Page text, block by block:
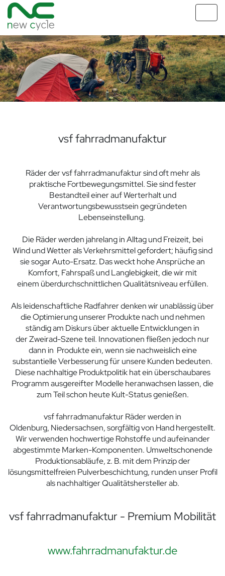
vsf fahrradmanufaktur
Räder der vsf fahrradmanufaktur sind oft mehr als
praktische Fortbewegungsmittel. Sie sind fester
Bestandteil einer auf Werterhalt und
Verantwortungsbewusstsein gegründeten
Lebenseinstellung.
Die Räder werden jahrelang in Alltag und Freizeit, bei
Wind und Wetter als Verkehrsmittel gefordert; häufig sind
sie sogar Auto-Ersatz. Das weckt hohe Ansprüche an
Komfort, Fahrspaß und Langlebigkeit, die wir mit
einem überdurchschnittlichen Qualitätsniveau erfüllen.
Als leidenschaftliche Radfahrer denken wir unablässig über
die Optimierung unserer Produkte nach und nehmen
ständig am Diskurs über aktuelle Entwicklungen in
der Zweirad-Szene teil. Innovationen fließen jedoch nur
dann in Produkte ein, wenn sie nachweislich eine
substantielle Verbesserung für unsere Kunden bedeuten.
Diese nachhaltige Produktpolitik hat ein überschaubares
Programm ausgereifter Modelle heranwachsen lassen, die
zum Teil schon heute Kult-Status genießen.
vsf fahrradmanufaktur Räder werden in
Oldenburg, Niedersachsen, sorgfältig von Hand hergestellt.
Wir verwenden hochwertige Rohstoffe und aufeinander
abgestimmte Marken-Komponenten. Umweltschonende
Produktionsabläufe, z. B. mit dem Prinzip der
lösungsmittelfreien Pulverbeschichtung, runden unser Profil
als nachhaltiger Qualitätshersteller ab.
vsf fahrradmanufaktur - Premium Mobilität
www.fahrradmanufaktur.de